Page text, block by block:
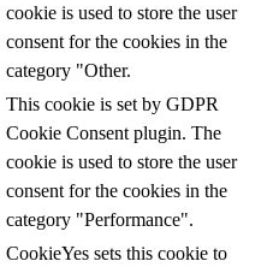
cookie is used to store the user
consent for the cookies in the
category "Other.
This cookie is set by GDPR
Cookie Consent plugin. The
cookie is used to store the user
consent for the cookies in the
category "Performance".
CookieYes sets this cookie to